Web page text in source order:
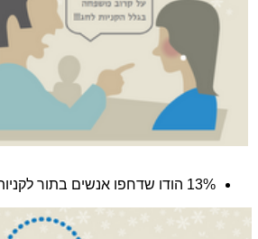
13% הודו שדחפו אנשים בתור לקניות.